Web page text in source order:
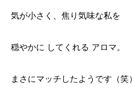
気が小さく、焦り気味な私を
穏やかに してくれる アロマ。
まさにマッチしたようです（笑）